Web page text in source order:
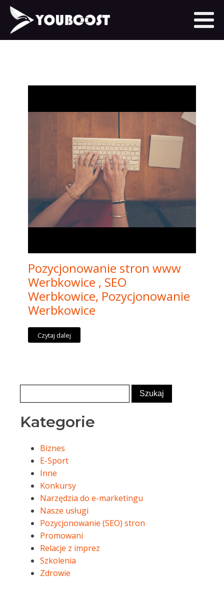
Pozycjonowanie stron www
Werbkowice , SEO
Werbkowice, Pozycjonowanie
Werbkowice
Czytaj dalej
Kategorie
Biznes
E-Sport
Inne
Konkursy
Narzędzia do e-marketingu
Nasze usługi
Pozycjonowanie (SEO) stron
Promowani
Relacje z imprez
Szkolenia
Zdrowie